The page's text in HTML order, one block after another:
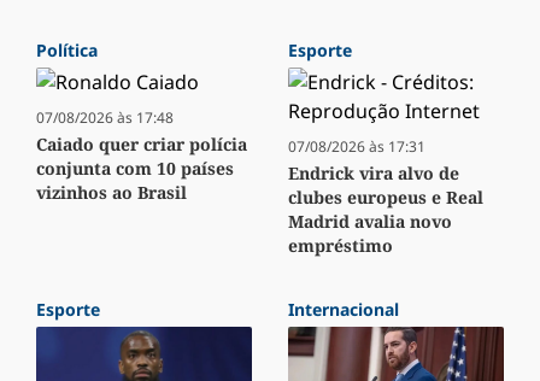
Política
07/08/2026 às 17:48
Caiado quer criar polícia
conjunta com 10 países
vizinhos ao Brasil
Esporte
07/08/2026 às 17:31
Endrick vira alvo de
clubes europeus e Real
Madrid avalia novo
empréstimo
Esporte Internacional